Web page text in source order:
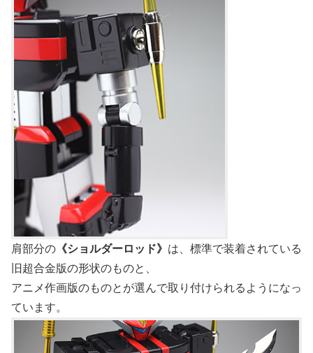
肩部分の 《ショルダーロッド》 は、標準で装着されている
旧超合金版の形状のものと、
アニメ作画版のものとが選んで取り付けられるようになっ
ています。